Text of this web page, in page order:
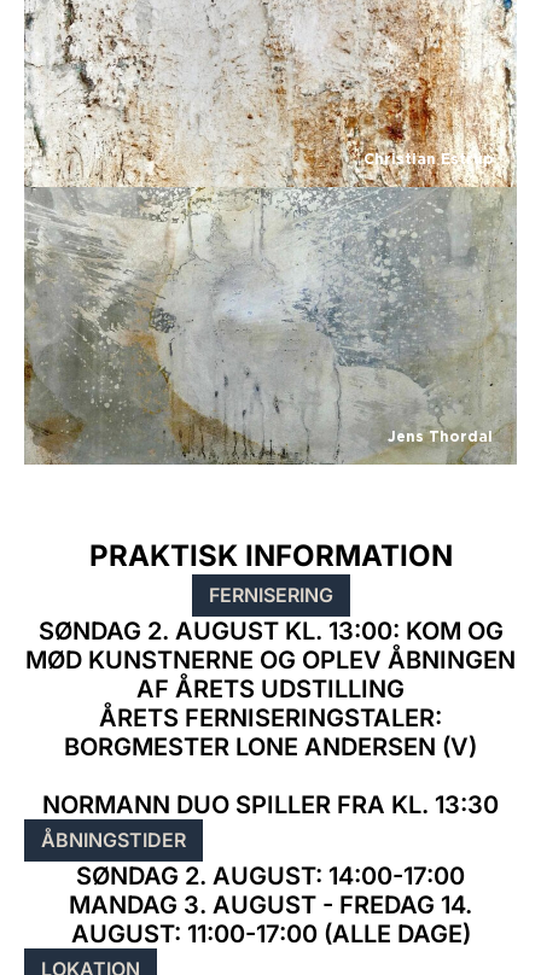
Christian Estrup
Jens Thordal
PRAKTISK INFORMATION
FERNISERING
SØNDAG 2. AUGUST KL. 13:00: KOM OG
MØD KUNSTNERNE OG OPLEV ÅBNINGEN
AF ÅRETS UDSTILLING
ÅRETS FERNISERINGSTALER:
BORGMESTER LONE ANDERSEN (V)
NORMANN DUO SPILLER FRA KL. 13:30
ÅBNINGSTIDER
SØNDAG 2. AUGUST: 14:00-17:00
MANDAG 3. AUGUST - FREDAG 14.
AUGUST: 11:00-17:00 (ALLE DAGE)
LOKATION